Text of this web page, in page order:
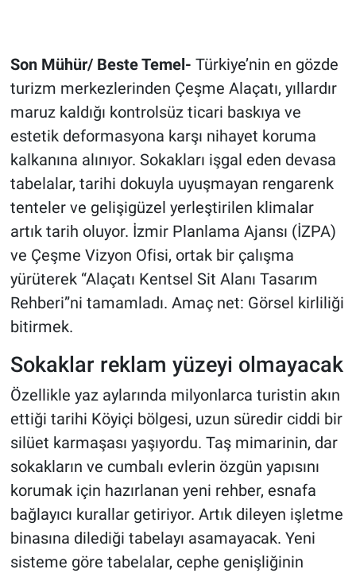
Son Mühür/ Beste Temel- Türkiye’nin en gözde
turizm merkezlerinden Çeşme Alaçatı, yıllardır
maruz kaldığı kontrolsüz ticari baskıya ve
estetik deformasyona karşı nihayet koruma
kalkanına alınıyor. Sokakları işgal eden devasa
tabelalar, tarihi dokuyla uyuşmayan rengarenk
tenteler ve gelişigüzel yerleştirilen klimalar
artık tarih oluyor. İzmir Planlama Ajansı (İZPA)
ve Çeşme Vizyon Ofisi, ortak bir çalışma
yürüterek “Alaçatı Kentsel Sit Alanı Tasarım
Rehberi”ni tamamladı. Amaç net: Görsel kirliliği
bitirmek.
Sokaklar reklam yüzeyi olmayacak
Özellikle yaz aylarında milyonlarca turistin akın
ettiği tarihi Köyiçi bölgesi, uzun süredir ciddi bir
silüet karmaşası yaşıyordu. Taş mimarinin, dar
sokakların ve cumbalı evlerin özgün yapısını
korumak için hazırlanan yeni rehber, esnafa
bağlayıcı kurallar getiriyor. Artık dileyen işletme
binasına dilediği tabelayı asamayacak. Yeni
sisteme göre tabelalar, cephe genişliğinin